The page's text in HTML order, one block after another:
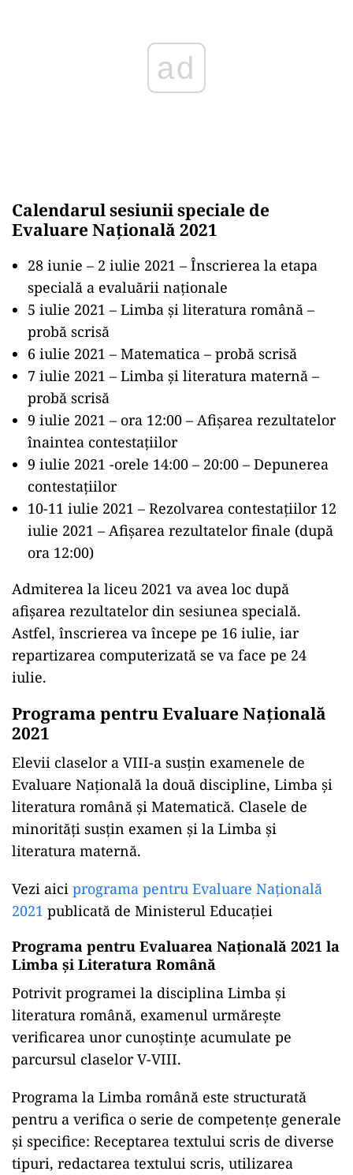
Calendarul sesiunii speciale de
Evaluare Națională 2021
28 iunie – 2 iulie 2021 – Înscrierea la etapa
specială a evaluării naționale
5 iulie 2021 – Limba și literatura română –
probă scrisă
6 iulie 2021 – Matematica – probă scrisă
7 iulie 2021 – Limba și literatura maternă –
probă scrisă
9 iulie 2021 – ora 12:00 – Afișarea rezultatelor
înaintea contestațiilor
9 iulie 2021 -orele 14:00 – 20:00 – Depunerea
contestațiilor
10-11 iulie 2021 – Rezolvarea contestațiilor 12
iulie 2021 – Afișarea rezultatelor finale (după
ora 12:00)
Admiterea la liceu 2021 va avea loc după
afișarea rezultatelor din sesiunea specială.
Astfel, înscrierea va începe pe 16 iulie, iar
repartizarea computerizată se va face pe 24
iulie.
Programa pentru Evaluare Națională
2021
Elevii claselor a VIII-a susțin examenele de
Evaluare Națională la două discipline, Limba și
literatura română și Matematică. Clasele de
minorități susțin examen și la Limba și
literatura maternă.
Vezi aici programa pentru Evaluare Națională
2021 publicată de Ministerul Educației
Programa pentru Evaluarea Națională 2021 la
Limba și Literatura Română
Potrivit programei la disciplina Limba și
literatura română, examenul urmărește
verificarea unor cunoștințe acumulate pe
parcursul claselor V-VIII.
Programa la Limba română este structurată
pentru a verifica o serie de competenţe generale
și specifice: Receptarea textului scris de diverse
tipuri, redactarea textului scris, utilizarea